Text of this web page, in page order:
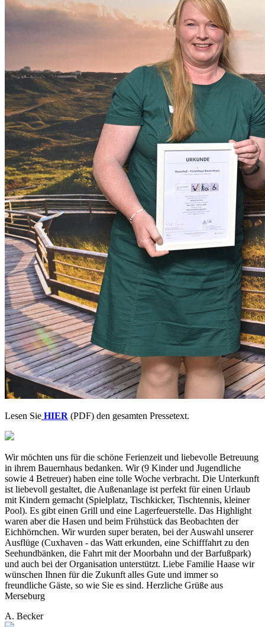
Lesen Sie HIER (PDF) den gesamten Pressetext.
Wir möchten uns für die schöne Ferienzeit und liebevolle Betreuung
in ihrem Bauernhaus bedanken. Wir (9 Kinder und Jugendliche
sowie 4 Betreuer) haben eine tolle Woche verbracht. Die Unterkunft
ist liebevoll gestaltet, die Außenanlage ist perfekt für einen Urlaub
mit Kindern gemacht (Spielplatz, Tischkicker, Tischtennis, kleiner
Pool). Es gibt einen Grill und eine Lagerfeuerstelle. Das Highlight
waren aber die Hasen und beim Frühstück das Beobachten der
Eichhörnchen. Wir wurden super beraten, bei der Auswahl unserer
Ausflüge (Cuxhaven - das Watt erkunden, eine Schifffahrt zu den
Seehundbänken, die Fahrt mit der Moorbahn und der Barfußpark)
und auch bei der Organisation unterstützt. Liebe Familie Haase wir
wünschen Ihnen für die Zukunft alles Gute und immer so
freundliche Gäste, so wie Sie es sind. Herzliche Grüße aus
Merseburg
A. Becker